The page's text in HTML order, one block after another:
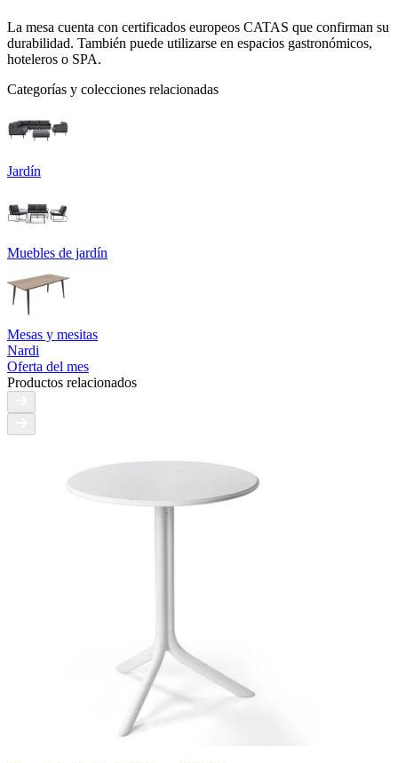
La mesa cuenta con certificados europeos CATAS que confirman su
durabilidad. También puede utilizarse en espacios gastronómicos,
hoteleros o SPA.
Categorías y colecciones relacionadas
Jardín
Muebles de jardín
Mesas y mesitas
Nardi
Oferta del mes
Productos relacionados